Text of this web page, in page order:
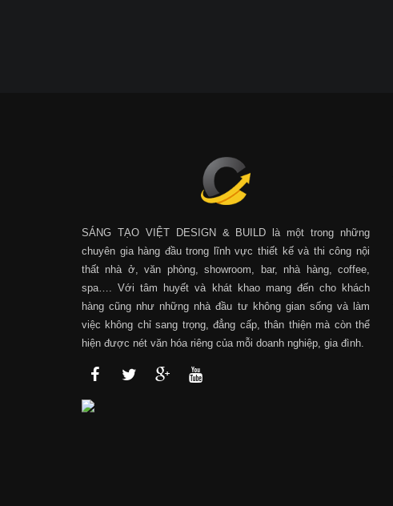
SÁNG TẠO VIỆT DESIGN & BUILD là một trong những
chuyên gia hàng đầu trong lĩnh vực thiết kế và thi công nội
thất nhà ở, văn phòng, showroom, bar, nhà hàng, coffee,
spa…. Với tâm huyết và khát khao mang đến cho khách
hàng cũng như những nhà đầu tư không gian sống và làm
việc không chỉ sang trọng, đẳng cấp, thân thiện mà còn thể
hiện được nét văn hóa riêng của mỗi doanh nghiệp, gia đình.